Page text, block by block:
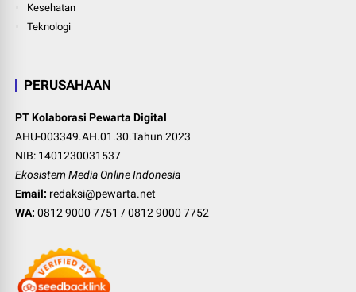
Kesehatan
Teknologi
PERUSAHAAN
PT Kolaborasi Pewarta Digital
AHU-003349.AH.01.30.Tahun 2023
NIB: 1401230031537
Ekosistem Media Online Indonesia
Email: redaksi@pewarta.net
WA: 0812 9000 7751 /0812 9000 7752